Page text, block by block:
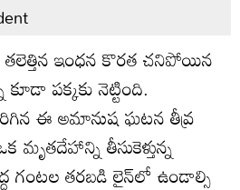
ఇంధన కొరత చనిపోయిన
పక్కకు నెట్టింది.
ఈ అమానుష ఘటన తీవ్ర
మృతదేహాన్ని తీసుకెళ్తున్న
గంటల తరబడి లైన్‌లో ఉండాల్సి